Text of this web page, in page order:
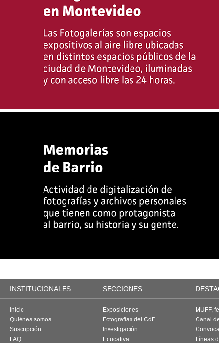
INSTITUCIONALES SECCIONES
Inicio
Quiénes somos
Suscripción
FAQ
Exposiciones
Fotografías del CdF
Investigación
Educativa
MUFF,
Canal
Líneas